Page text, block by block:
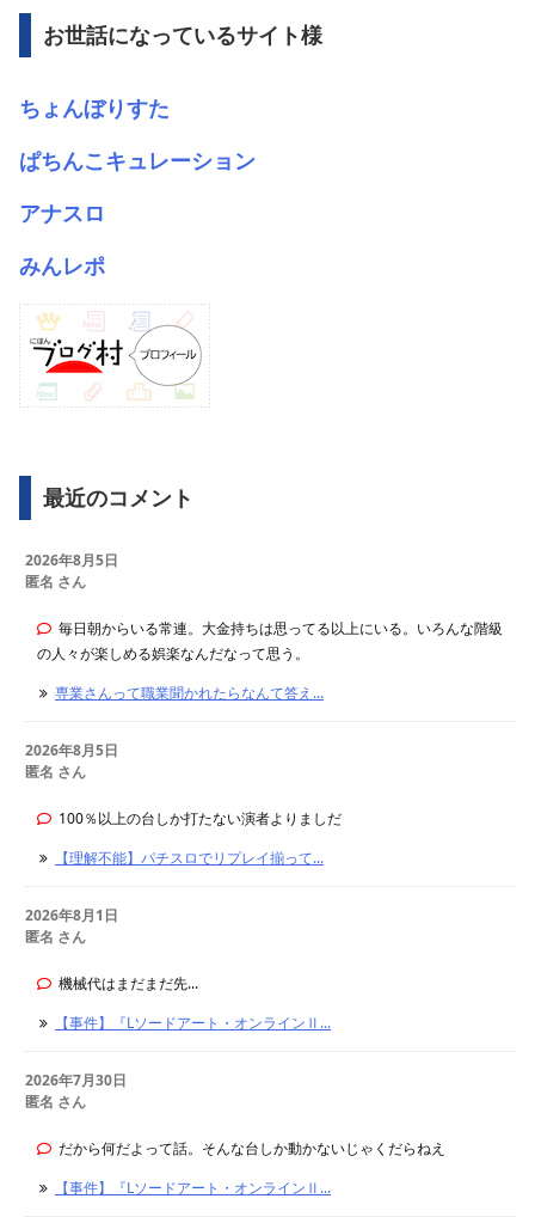
ブ
お世話になっているサイト様
ちょんぼりすた
ぱちんこキュレーション
アナスロ
みんレポ
最近のコメント
2026年8月5日
匿名 さん
毎日朝からいる常連。大金持ちは思ってる以上にいる。いろんな階級
の人々が楽しめる娯楽なんだなって思う。
専業さんって職業聞かれたらなんて答え...
2026年8月5日
匿名 さん
100％以上の台しか打たない演者よりましだ
【理解不能】パチスロでリプレイ揃って...
2026年8月1日
匿名 さん
機械代はまだまだ先...
【事件】『Lソードアート・オンラインⅡ...
2026年7月30日
匿名 さん
だから何だよって話。そんな台しか動かないじゃくだらねえ
【事件】『Lソードアート・オンラインⅡ...